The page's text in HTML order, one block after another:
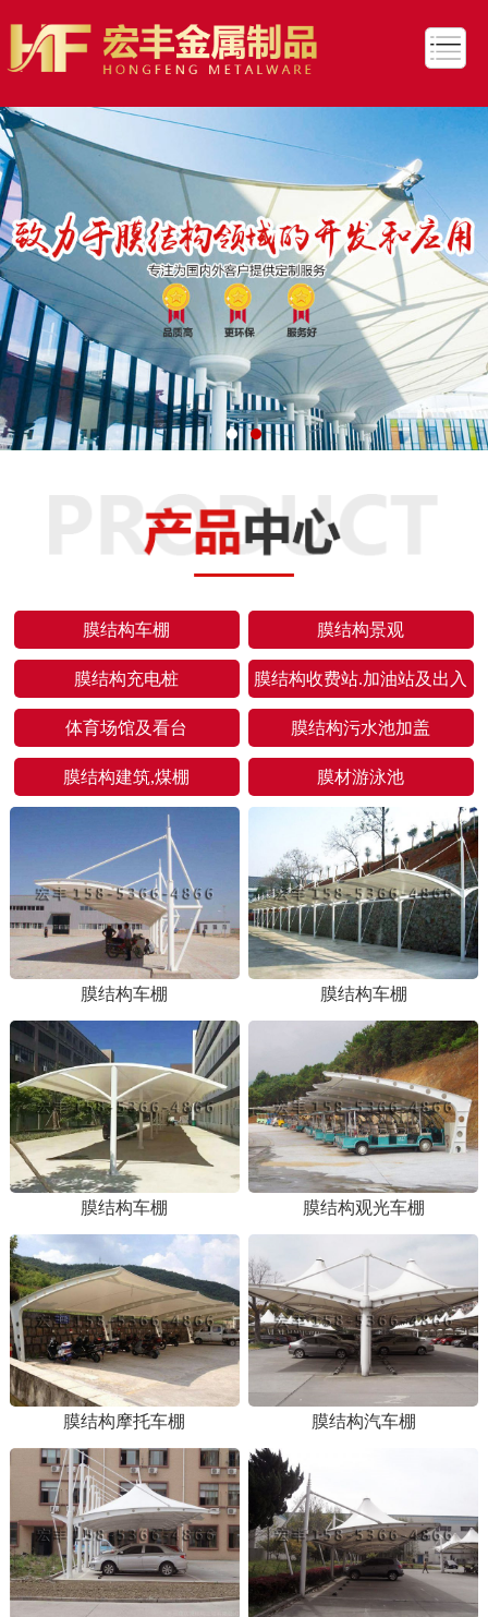
1 2
膜结构车棚 膜结构景观
膜结构充电桩 膜结构收费站.加油站及出入
口
体育场馆及看台 膜结构污水池加盖
膜结构建筑,煤棚 膜材游泳池
膜结构车棚 膜结构车棚
膜结构车棚 膜结构观光车棚
膜结构摩托车棚 膜结构汽车棚